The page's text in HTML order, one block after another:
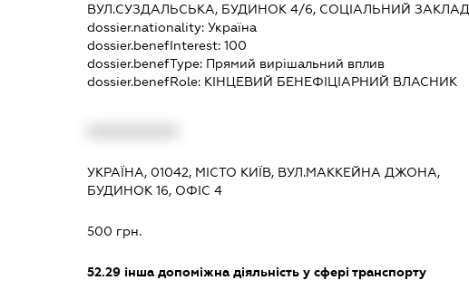
ВУЛ.СУЗДАЛЬСЬКА, БУДИНОК 4/6, СОЦІАЛЬНИЙ ЗАКЛАД
dossier.nationality: Україна
dossier.benefInterest: 100
dossier.benefType: Прямий вирішальний вплив
dossier.benefRole: КІНЦЕВИЙ БЕНЕФІЦІАРНИЙ ВЛАСНИК
УКРАЇНА, 01042, МІСТО КИЇВ, ВУЛ.МАККЕЙНА ДЖОНА,
БУДИНОК 16, ОФІС 4
500 грн.
52.29інша допоміжна діяльність у сфері транспорту